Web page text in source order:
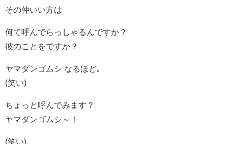
その仲いい方は
何て呼んでらっしゃるんですか？
彼のことをですか？
ヤマダンゴムシ なるほど｡
(笑い)
ちょっと呼んでみます？
ヤマダンゴムシ～！
(笑い)